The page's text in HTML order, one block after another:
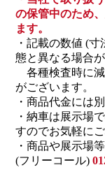
の保管中のため
ます。
・記載の数値 (
態と異なる場合が
各種検査時に減
がございます。
・商品代金には
・納車は展示場
すのでお気軽にご
・商品や展示場
(フリーコール)